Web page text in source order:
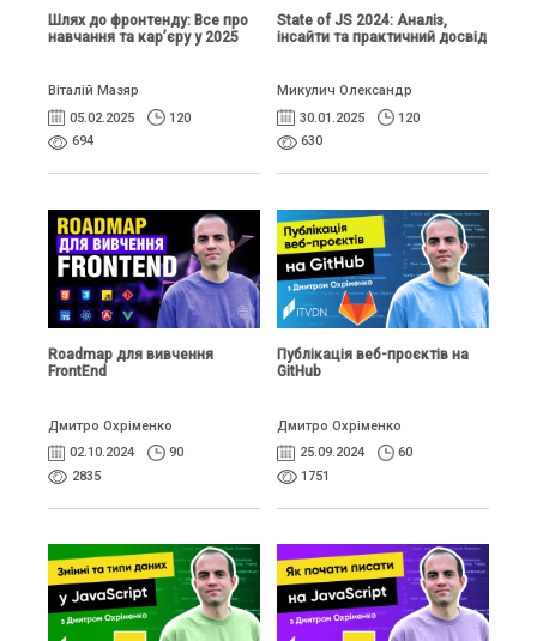
Шлях до фронтенду: Все про
навчання та кар’єру у 2025
Віталій Мазяр
05.02.2025
120
694
State of JS 2024: Аналіз,
інсайти та практичний досвід
Микулич Олександр
30.01.2025
120
630
Roadmap для вивчення
FrontEnd
Дмитро Охріменко
02.10.2024
90
2835
Публікація веб-проєктів на
GitHub
Дмитро Охріменко
25.09.2024
60
1751